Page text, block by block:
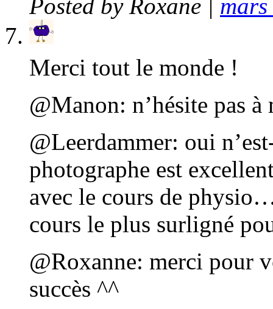
Posted by Roxane
Merci tout le monde !
@Manon: n’hésite pas
@Leerdammer: oui
photographe est
avec le cours de
cours le plus surligné
@Roxanne: merci pour
succès ^^